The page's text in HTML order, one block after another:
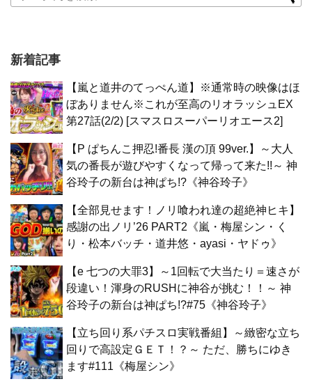
新着記事
【嵐と道井のてっぺん道】※通常時の映像はほ
ぼありません※これが至高のリオラッシュEX
第27話(2/2) [スマスロスーパーリオエース2]
【P ぱちんこ押忍!番長 漢の頂 99ver.】～大人
気の番長が遊びやすくなって帰って来た!!～ 神
谷玲子の新台は神ぱち!?《神谷玲子》
【全部見せます！ノリ喰われ達の超絶神ヒキ】
感謝の出ノリ’26 PART2《嵐・梅屋シン・く
り・松本バッチ・道井悠・ayasi・ヤドゥ》
【e 七つの大罪3】～1回転で大当たり＝速さが
段違い！渾身のRUSHに神谷が挑む！！～ 神
谷玲子の新台は神ぱち!?#75《神谷玲子》
【立ち回り系パチスロ実戦番組】～緻密な立ち
回りで高設定ＧＥＴ！？～ ただ、勝ちにゆき
ます#111《梅屋シン》